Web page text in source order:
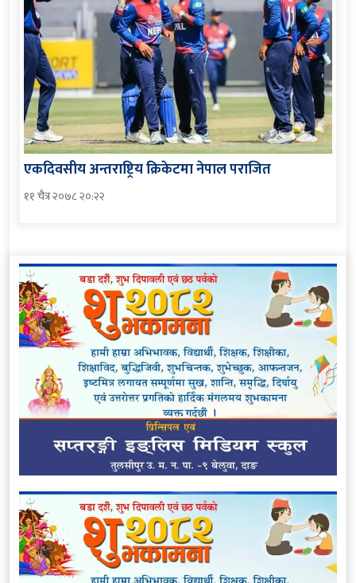
एकदिवसीय अन्तराष्ट्रिय क्रिकेटमा नेपाल पराजित
११ चैत्र २०७८ २०:२२